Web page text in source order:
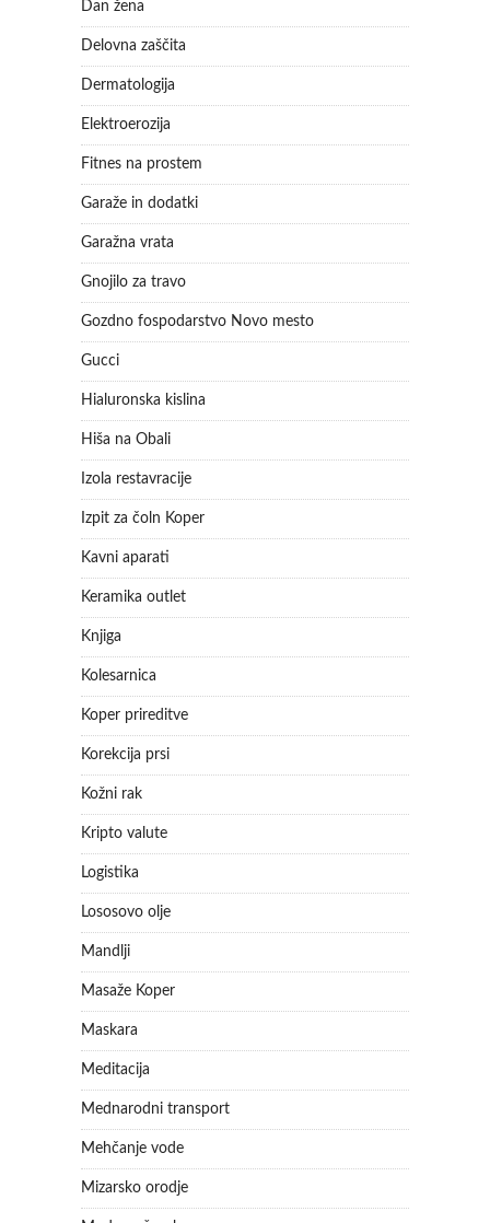
Dan žena
Delovna zaščita
Dermatologija
Elektroerozija
Fitnes na prostem
Garaže in dodatki
Garažna vrata
Gnojilo za travo
Gozdno fospodarstvo Novo mesto
Gucci
Hialuronska kislina
Hiša na Obali
Izola restavracije
Izpit za čoln Koper
Kavni aparati
Keramika outlet
Knjiga
Kolesarnica
Koper prireditve
Korekcija prsi
Kožni rak
Kripto valute
Logistika
Lososovo olje
Mandlji
Masaže Koper
Maskara
Meditacija
Mednarodni transport
Mehčanje vode
Mizarsko orodje